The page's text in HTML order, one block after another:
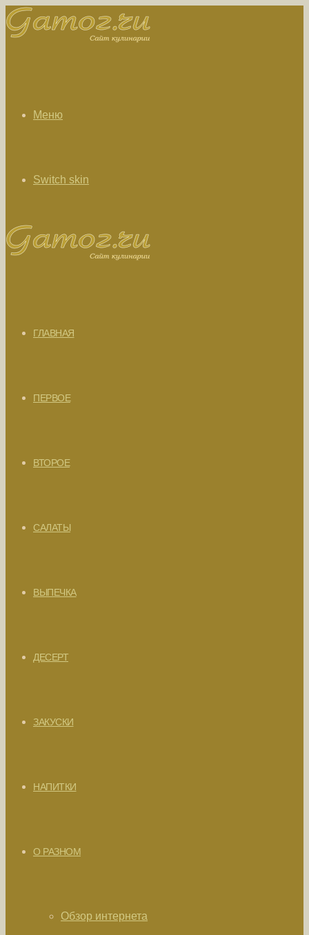
Меню
Switch skin
ГЛАВНАЯ
ПЕРВОЕ
ВТОРОЕ
САЛАТЫ
ВЫПЕЧКА
ДЕСЕРТ
ЗАКУСКИ
НАПИТКИ
О РАЗНОМ
Обзор интернета